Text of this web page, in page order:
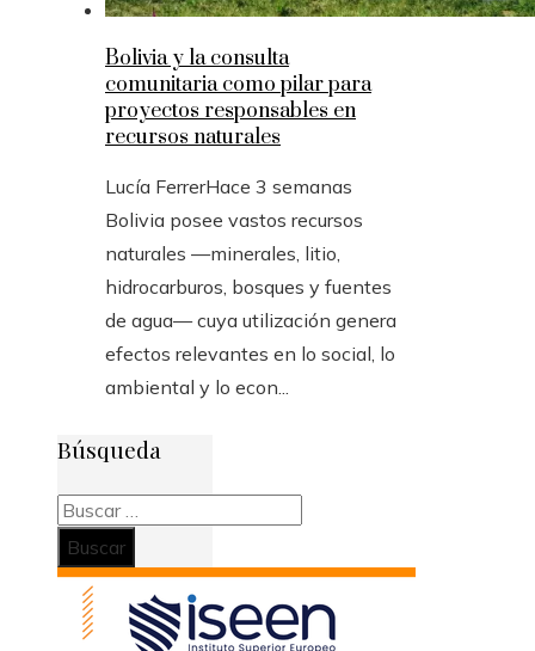
Bolivia y la consulta
comunitaria como pilar para
proyectos responsables en
recursos naturales
Lucía FerrerHace 3 semanas
Bolivia posee vastos recursos
naturales —minerales, litio,
hidrocarburos, bosques y fuentes
de agua— cuya utilización genera
efectos relevantes en lo social, lo
ambiental y lo econ...
Búsqueda
Buscar: